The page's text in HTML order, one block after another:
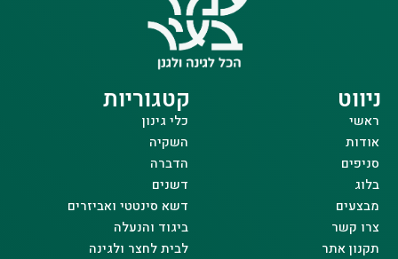
ניווט
ראשי
אודות
סניפים
בלוג
מבצעים
צרו קשר
תקנון אתר
קטגוריות
כלי גינון
השקיה
הדברה
דשנים
דשא סינטטי ואביזרים
ביגוד והנעלה
לבית לחצר ולגינה